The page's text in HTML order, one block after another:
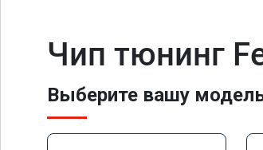
Чип тюнинг
Выберите вашу